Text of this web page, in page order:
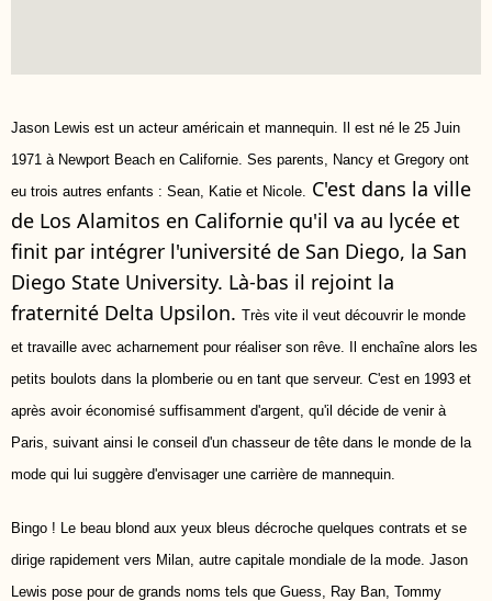
Jason Lewis est un acteur américain et mannequin. Il est né le 25 Juin
1971 à Newport Beach en Californie. Ses parents, Nancy et Gregory ont
eu trois autres enfants : Sean, Katie et Nicole.
C'est dans la ville
de Los Alamitos en Californie qu'il va au lycée et
finit par intégrer l'université de San Diego, la San
Diego State University. Là-bas il rejoint la
fraternité Delta Upsilon. Très vite il veut découvrir le monde
et travaille avec acharnement pour réaliser son rêve. Il enchaîne alors les
petits boulots dans la plomberie ou en tant que serveur. C'est en 1993 et
après avoir économisé suffisamment d'argent, qu'il décide de venir à
Paris, suivant ainsi le conseil d'un chasseur de tête dans le monde de la
mode qui lui suggère d'envisager une carrière de mannequin.
Bingo ! Le beau blond aux yeux bleus décroche quelques contrats et se
dirige rapidement vers Milan, autre capitale mondiale de la mode. Jason
Lewis pose pour de grands noms tels que Guess, Ray Ban, Tommy